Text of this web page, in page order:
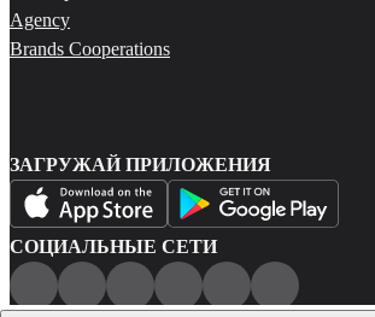
Agency
Brands Cooperations
ЗАГРУЖАЙ ПРИЛОЖЕНИЯ
СОЦИАЛЬНЫЕ СЕТИ